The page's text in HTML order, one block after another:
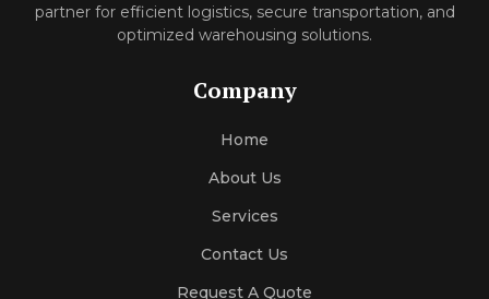
partner for efficient logistics, secure transportation, and
optimized warehousing solutions.
Company
Home
About Us
Services
Contact Us
Request A Quote